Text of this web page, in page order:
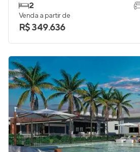
2
Venda a partir de
R$ 349.636